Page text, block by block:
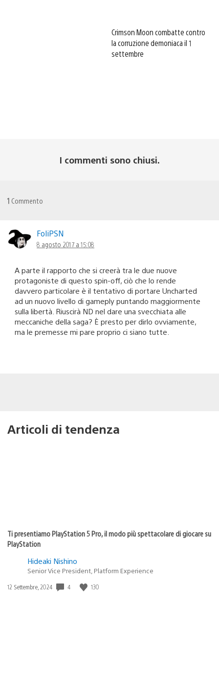
Crimson Moon combatte contro
la corruzione demoniaca il 1
settembre
I commenti sono chiusi.
1 Commento
FoliPSN
8 agosto 2017 a 15:08
A parte il rapporto che si creerà tra le due nuove
protagoniste di questo spin-off, ciò che lo rende
davvero particolare è il tentativo di portare Uncharted
ad un nuovo livello di gameply puntando maggiormente
sulla libertà. Riuscirà ND nel dare una svecchiata alle
meccaniche della saga? È presto per dirlo ovviamente,
ma le premesse mi pare proprio ci siano tutte.
Articoli di tendenza
Ti presentiamo PlayStation 5 Pro, il modo più spettacolare di giocare su
PlayStation
Hideaki Nishino
Senior Vice President, Platform Experience
Data
12 Settembre, 2024 4 130